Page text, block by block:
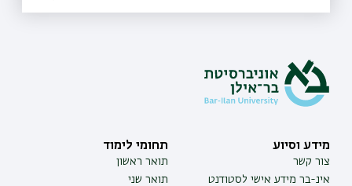
מידע וסיוע
צור קשר
אינ-בר מידע אישי לסטודנט
תחומי לימוד
תואר ראשון
תואר שני